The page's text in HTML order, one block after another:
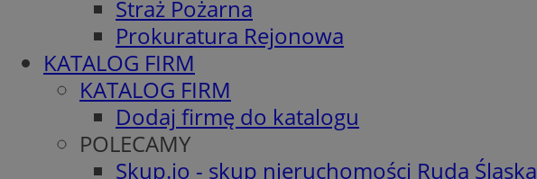
Straż Pożarna
Prokuratura Rejonowa
KATALOG FIRM
KATALOG FIRM
Dodaj firmę do katalogu
POLECAMY
Skup.io - skup nieruchomości Ruda Śląska